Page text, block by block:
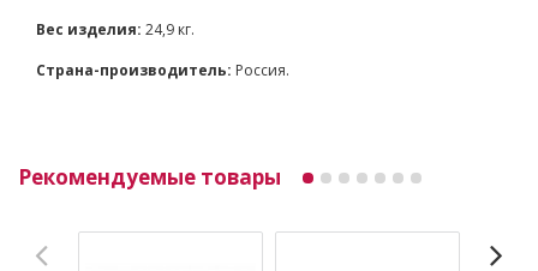
Вес изделия: 24,9 кг.
Страна-производитель: Россия.
Рекомендуемые товары